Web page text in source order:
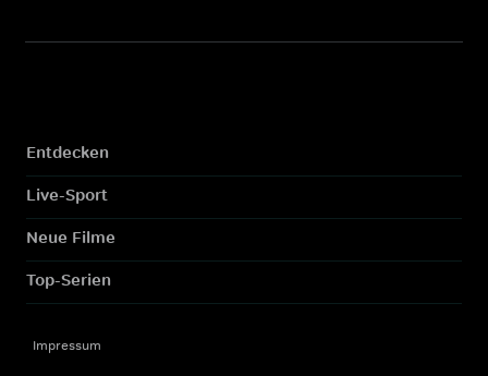
Entdecken
Live-Sport
Neue Filme
Top-Serien
Impressum